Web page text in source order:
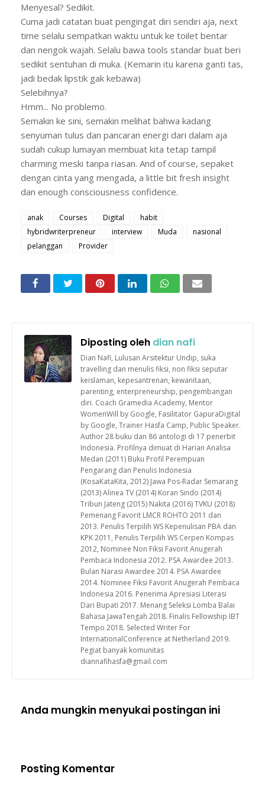
Menyesal? Sedikit.
Cuma jadi catatan buat pengingat diri sendiri aja, next
time selalu sempatkan waktu untuk ke toilet bentar
dan nengok wajah. Selalu bawa tools standar buat beri
sedikit sentuhan di muka. (Kemarin itu karena ganti tas,
jadi bedak lipstik gak kebawa)
Selebihnya?
Hmm... No problemo.
Semakin ke sini, semakin melihat bahwa kadang
senyuman tulus dan pancaran energi dari dalam aja
sudah cukup lumayan membuat kita tetap tampil
charming meski tanpa riasan. And of course, sepaket
dengan cinta yang mengada, a little bit fresh insight
dan enough consciousness confidence.
anak Courses Digital
habit
hybridwriterpreneur
interview Muda
nasional
pelanggan
Provider
Diposting oleh dian nafi
Dian Nafi, Lulusan Arsitektur Undip, suka
travelling dan menulis fiksi, non fiksi seputar
keislaman, kepesantrenan, kewanitaan,
parenting, enterpreneurship, pengembangan
diri. Coach Gramedia Academy, Mentor
WomenWill by Google, Fasilitator GapuraDigital
by Google, Trainer Hasfa Camp, Public Speaker.
Author 28 buku dan 86 antologi di 17 penerbit
Indonesia. Profilnya dimuat di Harian Analisa
Medan (2011) Buku Profil Perempuan
Pengarang dan Penulis Indonesia
(KosaKataKita, 2012) Jawa Pos-Radar Semarang
(2013) Alinea TV (2014) Koran Sindo (2014)
Tribun Jateng (2015) Nakita (2016) TVKU (2018)
Pemenang Favorit LMCR ROHTO 2011 dan
2013. Penulis Terpilih WS Kepenulisan PBA dan
KPK 2011, Penulis Terpilih WS Cerpen Kompas
2012, Nominee Non Fiksi Favorit Anugerah
Pembaca Indonesia 2012. PSA Awardee 2013.
Bulan Narasi Awardee 2014. PSA Awardee
2014. Nominee Fiksi Favorit Anugerah Pembaca
Indonesia 2016. Penerima Apresiasi Literasi
Dari Bupati 2017. Menang Seleksi Lomba Balai
Bahasa JawaTengah 2018. Finalis Fellowship IBT
Tempo 2018. Selected Writer For
InternationalConference at Netherland 2019.
Pegiat banyak komunitas
diannafihasfa@gmail.com
Anda mungkin menyukai postingan ini
Posting Komentar